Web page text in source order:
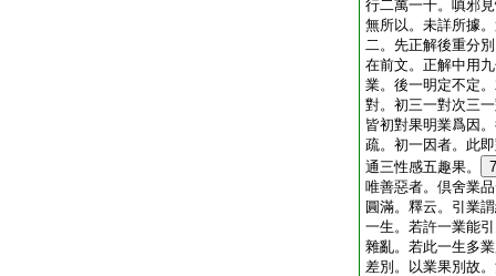
行二萬一千。嗔邪
無所以。未詳所據
二。先正解後重分
在前文。正解中用
業。後一明定不定
對。初三一對次三
皆初對果明業爲因
疏。初一因者。此
通三性感五趣果。
7
唯善惡者。倶舍業
圓滿。釋云。引業
一生。若許一業能
雜亂。若此一生多
差別。以業果別故